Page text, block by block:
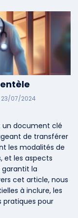
23/07/2024
un document clé
de transférer
les modalités de
et les aspects
la
cet article, nous
à inclure, les
pratiques pour